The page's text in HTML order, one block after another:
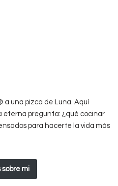
a una pizca de Luna. Aquí
eterna pregunta: ¿qué cocinar
para hacerte la vida más
sobre mi